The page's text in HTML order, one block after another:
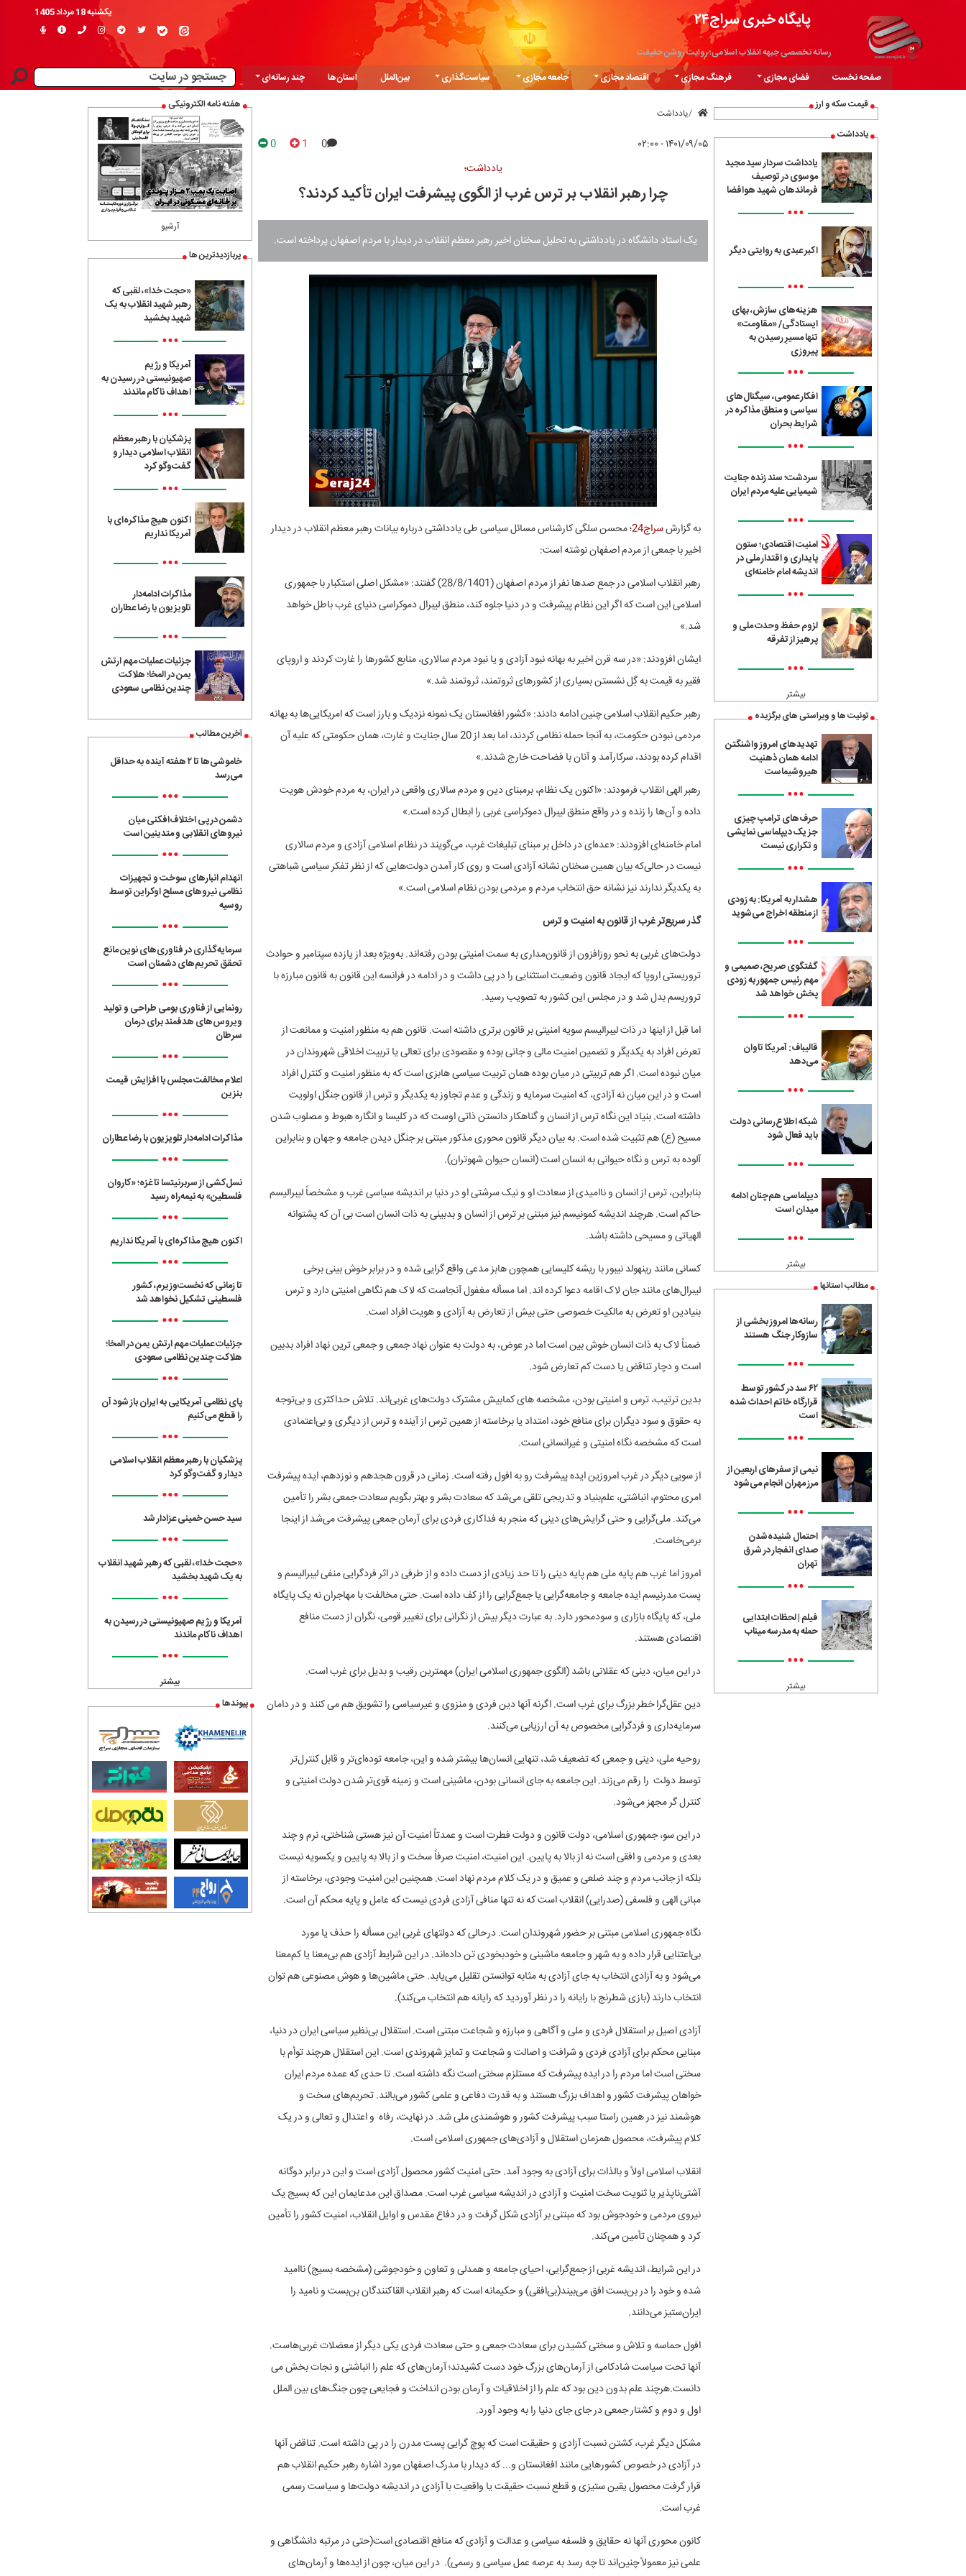
پایگاه خبری سراج۲۴
رسانه تخصصی جبهه انقلاب اسلامی؛ روایت روشن حقیقت
یکشنبه 18 مرداد 1405
صفحه نخست فضای مجازی فرهنگ مجازی اقتصاد مجازی جامعه مجازی سیاست‌گذاری بین‌الملل استان‌ها
چند رسانه‌ای
قیمت سکه و ارز
یادداشت
یادداشت سردار سید مجید
موسوی در توصیف
فرماندهان شهید هوافضا
•••
اکبر عبدی به روایتی دیگر
•••
هزینه‌های سازش، بهای
ایستادگی/ «مقاومت»
تنها مسیرِ رسیدن به
پیروزی
•••
افکار عمومی، سیگنال‌های
سیاسی و منطق مذاکره در
شرایط بحران
•••
سردشت؛ سند زنده جنایت
شیمیایی علیه مردم ایران
•••
امنیت اقتصادی؛ ستون
پایداری و اقتدار ملی در
اندیشه امام خامنه‌ای
•••
لزوم حفظ وحدت ملی و
پرهیز از تفرقه
•••
بیشتر
توئیت ها و ویراستی های برگزیده
تهدیدهای امروز واشنگتن
ادامه همان ذهنیت
هیروشیماست
•••
حرف‌های ترامپ چیزی
جز یک دیپلماسی نمایشی
و تکراری نیست
•••
هشدار به آمریکا: به زودی
از منطقه اخراج می‌شوید
•••
گفتگوی صریح، صمیمی و
مهم رئیس جمهور به زودی
پخش خواهد شد
•••
قالیباف: آمریکا تاوان
می‌دهد
•••
شبکه اطلاع‌رسانی دولت
باید فعال شود
•••
دیپلماسی هم‌چنان ادامه
میدان است
•••
بیشتر
مطالب استانها
رسانه‌ها امروز بخشی از
سازوکار جنگ هستند
•••
۶۲ سد در کشور توسط
قرارگاه خاتم احداث شده
است
•••
نیمی از سفرهای اربعین از
مرز مهران انجام می‌شود
•••
احتمال شنیده‌شدن
صدای انفجار در شرق
تهران
•••
فیلم | لحظات ابتدایی
حمله به مدرسه میناب
•••
بیشتر
یادداشت
۱۴۰۱/۰۹/۰۵ - ۰۲:۰۰ 0
1
0
یادداشت؛
چرا رهبر انقلاب بر ترس غرب از الگوی پیشرفت ایران تأکید کردند؟
یک استاد دانشگاه در یادداشتی به تحلیل سخنان اخیر رهبر معظم انقلاب در دیدار با مردم اصفهان پرداخته است.
به گزارشسراج24
؛ محسن سلگی کارشناس مسائل سیاسی طی یادداشتی درباره بیانات رهبر معظم انقلاب در دیدار
اخیر با جمعی از مردم اصفهان نوشته است:
رهبر انقلاب اسلامی در جمع صدها نفر از مردم اصفهان (28/8/1401) گفتند: «مشکل اصلی استکبار با جمهوری
اسلامی این است که اگر این نظام پیشرفت و در دنیا جلوه کند، منطق لیبرال دموکراسی دنیای غرب باطل خواهد
شد.»
ایشان افزودند: «در سه قرن اخیر به بهانه نبود آزادی و یا نبود مردم سالاری، منابع کشور‌ها را غارت کردند و اروپای
فقیر به قیمت به گِل نشستن بسیاری از کشور‌های ثروتمند، ثروتمند شد.»
رهبر حکیم انقلاب اسلامی چنین ادامه دادند: «کشور افغانستان یک نمونه نزدیک و بارز است که امریکایی‌ها به بهانه
مردمی نبودن حکومت، به آنجا حمله نظامی کردند، اما بعد از 20 سال جنایت و غارت، همان حکومتی که علیه آن
اقدام کرده بودند، سرکارآمد و آنان با فضاحت خارج شدند.»
رهبر الهی انقلاب فرمودند: «اکنون یک نظام، برمبنای دین و مردم سالاری واقعی در ایران، به مردم خودش هویت
داده و آن‌ها را زنده و در واقع منطق لیبرال دموکراسی غربی را ابطال کرده است.»
امام خامنه‌ای افزودند: «عده‌ای در داخل بر مبنای تبلیغات غرب، می‌گویند در نظام اسلامی آزادی و مردم سالاری
نیست در حالی‌که بیان همین سخنان نشانه آزادی است و روی کار آمدن دولت‌هایی که از نظر تفکر سیاسی شباهتی
به یکدیگر ندارند نیز نشانه حق انتخاب مردم و مردمی بودن نظام اسلامی است.»
گذر سریع‌تر غرب از قانون به امنیت و ترس
دولت‌های غربی به نحو روزافزون از قانون‌مداری به سمت امنیتی بودن رفته‌اند. به‌ویژه بعد از یازده سپتامبر و حوادث
تروریستی اروپا که ایجاد قانون وضعیت استثنایی را در پی داشت و در ادامه در فرانسه این قانون به قانون مبارزه با
تروریسم بدل شد و در مجلس این کشور به تصویب رسید.
اما قبل از اینها در ذات لیبرالیسم سویه امنیتی بر قانون برتری داشته است. قانون هم به منظور امنیت و ممانعت از
تعرض افراد به یکدیگر و تضمین امنیت مالی و جانی بوده و مقصودی برای تعالی یا تربیت اخلاقی شهروندان در
میان نبوده است. اگر هم تربیتی در میان بوده همان تربیت سیاسی هابزی است که به منظور امنیت و کنترل افراد
است و در این میان نه آزادی، که امنیت سرمایه و زندگی و عدم تجاوز به یکدیگر و ترس از قانون جنگل اولویت
داشته است. بنیاد این نگاه ترس از انسان و گناهکار دانستن ذاتی اوست که در کلیسا و انگاره هبوط و مصلوب شدن
مسیح (ع) هم تثبیت شده است. به بیان دیگر قانون محوری مذکور مبتنی بر جنگل دیدن جامعه و جهان و بنابراین
آلوده به ترس و نگاه حیوانی به انسان است (انسان حیوان شهوتران).
بنابراین، ترس از انسان و ناامیدی از سعادت او و نیک سرشتی او در دنیا بر اندیشه سیاسی غرب و مشخصاً لیبرالیسم
حاکم است. هرچند اندیشه کمونیسم نیز مبتنی بر ترس از انسان و بدبینی به ذات انسان است بی آن که پشتوانه
الهیاتی و مسیحی داشته باشد.
کسانی مانند رینهولد نیبور با ریشه کلیسایی همچون هابز مدعی واقع گرایی شده و در برابر خوش بینی برخی
لیبرال‌های مانند جان لاک اقامه دعوا کرده اند. اما مسأله مغفول آنجاست که لاک هم نگاهی امنیتی دارد و ترس
بنیادین او تعرض به مالکیت خصوصی حتی بیش از تعارض به آزادی و هویت افراد است.
ضمناً لاک به ذات انسان خوش بین است اما در عوض، به دولت به عنوان نهاد جمعی و جمعی ترین نهاد افراد بدبین
است و دچار تناقض یا دست کم تعارض شود.
بدین ترتیب، ترس و امنیتی بودن، مشخصه های کمابیش مشترک دولت‌های غربی‌اند. تلاش حداکثری و بی‌توجه
به حقوق و سود دیگران برای منافع خود، امتداد یا برخاسته از همین ترس از آینده و ترس از دیگری و بی‌اعتمادی
است که مشخصه نگاه امنیتی و غیرانسانی است.
از سویی دیگر در غرب امروزین ایده پیشرفت رو به افول رفته است. زمانی در قرون هجدهم و نوزدهم، ایده پیشرفت
امری محتوم، انباشتی، علم‌بنیاد و تدریجی تلقی می‌شد که سعادت بشر و بهتر بگویم سعادت جمعی بشر را تأمین
می‌کند. ملی‌گرایی و حتی گرایش‌های دینی که منجر به فداکاری فردی برای آرمان جمعی پیشرفت می‌شد از اینجا
برمی‌خاست.
امروز اما غرب هم پایه ملی هم پایه دینی را تا حد زیادی از دست داده و از طرفی در اثر فردگرایی منفی لیبرالیسم و
پست مدرنیسم ایده جامعه و جامعه‌گرایی یا جمع‌گرایی را از کف داده است.‌ حتی مخالفت با مهاجران نه یک پایگاه
ملی، که پایگاه بازاری و سودمحور دارد. به عبارت دیگر بیش از نگرانی برای تغییر قومی، نگران از دست منافع
اقتصادی هستند.
در این میان، دینی که عقلانی باشد (الگوی جمهوری اسلامی ایران) مهمترین رقیب و بدیل برای غرب است.
دین عقل‌گرا خطر بزرگ برای غرب است. اگرنه آنها دین فردی و منزوی و غیرسیاسی را تشویق هم می کنند و در دامان
سرمایه‌داری و فردگرایی مخصوص به آن ارزیابی می‌کنند.
روحیه ملی، دینی و جمعی که تضعیف شد، تنهایی انسان‌ها بیشتر شده و این، جامعه توده‌ای‌تر و قابل کنترل‌تر
توسط دولت را رقم می‌زند. این جامعه به جای انسانی بودن، ماشینی است و زمینه قوی‌تر شدن دولت امنیتی و
کنترل گر مجهز می‌شود.
در این سو، جمهوری اسلامی، دولت قانون و دولت فطرت است و عمدتاً امنیت آن نیز هستی شناختی، نرم و چند
بعدی و مردمی و افقی است نه از بالا به پایین. این امنیت، امنیت صرفاً سخت و از بالا به پایین و یکسویه نیست
بلکه از جانب مردم و چند ضلعی و عمیق و در یک کلام مردم نهاد است. همچنین این امنیت وجودی، برخاسته از
مبانی الهی و فلسفی (صدرایی) انقلاب است که نه تنها منافی آزادی فردی نیست که عامل و پایه محکم آن است.
نگاه جمهوری اسلامی مبتنی بر حضور شهروندان است. درحالی که دولتهای غربی این مسأله را حذف یا مورد
بی‌اعتنایی قرار داده و به شهر و جامعه ماشینی و خودبخودی تن داده‌اند. ‌در این شرایط آزادی هم بی‌معنا یا کم‌معنا
می‌شود و به آزادی انتخاب به جای آزادی به مثابه توانستن تقلیل می‌یابد. حتی ماشین‌ها و هوش مصنوعی هم توان
انتخاب دارند (بازی شطرنج با رایانه را در نظر آوردید که رایانه هم انتخاب می‌کند).
آزادی اصیل بر استقلال فردی و ملی و آگاهی و مبارزه و شجاعت مبتنی است. استقلال بی‌نظیر سیاسی ایران در دنیا،
مبنایی محکم برای آزادی فردی و شرافت و اصالت و شجاعت و تمایز شهروندی است. این استقلال هرچند توأم با
سختی است اما مردم را در ایده پیشرفت که مستلزم سختی است نگه داشته است. تا حدی که عمده مردم ایران
خواهان پیشرفت کشور و اهداف بزرگ هستند و به قدرت دفاعی و علمی کشور می‌بالند. تحریم‌های سخت و
هوشمند نیز در همین راستا سبب پیشرفت کشور و هوشمندی ملی شد. در نهایت، رفاه و اعتدال و تعالی و در یک
کلام پیشرفت، محصول همزمان استقلال و آزادی‌های جمهوری اسلامی است.
انقلاب اسلامی اولاً و بالذات برای آزادی به وجود آمد. حتی امنیت کشور محصول آزادی است و این در برابر دوگانه
آشتی‌ناپذیر یا ثنویت سخت امنیت و آزادی در اندیشه سیاسی غرب است. مصداق این مدعایمان این که بسیج یک
نیروی مردمی و خودجوش بود که مبتنی بر آزادی شکل گرفت و در دفاع مقدس و اوایل انقلاب، امنیت کشور را تأمین
کرد و همچنان تأمین می‌کند.
در این شرایط، اندیشه غربی از جمع‌گرایی، احیای جامعه و همدلی و تعاون و خودجوشی (مشخصه بسیج) ناامید
شده و خود را در بن‌بست افق می‌بیند(بی‌افقی) و حکیمانه است که رهبر انقلاب القاکنندگان بن‌بست و نامید را
ایران‌ستیز می‌دانند.
افول حماسه و تلاش و سختی کشیدن برای سعادت جمعی و حتی سعادت فردی یکی دیگر از معضلات غربی‌هاست.
آنها تحت سیاست شادکامی از آرمان‌های بزرگ خود دست کشیدند؛ آرمان‌های که علم را انباشتی و نجات بخش می
دانست.هرچند علم بدون دین بود که علم را از اخلاقیات و آرمان بودن انداخت و فجایعی چون جنگ‌های بین الملل
اول و دوم و کشتار جمعی در جای جای دنیا را به وجود آورد.
مشکل دیگر غرب، کشتن نسبت آزادی و حقیقت است که پوچ گرایی پست مدرن را در پی داشته است. تناقض آنها
در آزادی در خصوص کشورهایی مانند افغانستان و...‌ که دیدار با مدرک اصفهان مورد اشاره رهبر حکیم انقلاب هم
قرار گرفت محصول یقین ستیزی و قطع نسبت حقیقت یا واقعیت با آزادی در اندیشه دولت‌ها و سیاست رسمی
غرب است.
کانون محوری آنها نه حقایق و فلسفه سیاسی و عدالت و آزادی که منافع اقتصادی است(حتی در مرتبه دانشگاهی و
علمی نیز معمولاً چنین‌اند تا چه رسد به عرصه عمل سیاسی و رسمی). در این میان، چون از ایده‌ها و آرمان‌های
هفته نامه الکترونیکی
آرشیو
پربازدیدترین ها
«حجت خدا»، لقبی که
رهبر شهید انقلاب به یک
شهید بخشید
•••
آمریکا و رژیم
صهیونیستی در رسیدن به
اهداف ناکام ماندند
•••
پزشکیان با رهبر معظم
انقلاب اسلامی دیدار و
گفت‌وگو کرد
•••
اکنون هیچ مذاکره‌ای با
آمریکا نداریم
•••
مذاکرات ادامه‌دار
تلویزیون با رضا عطاران
•••
جزئیات عملیات مهم ارتش
یمن در المخا؛ هلاکت
چندین نظامی سعودی
آخرین مطالب
خاموشی‌ها تا ۲ هفته آینده به حداقل
می‌رسد
•••
دشمن در پی اختلاف‌افکنی میان
نیروهای انقلابی و متدینین است
•••
انهدام انبارهای سوخت و تجهیزات
نظامی نیروهای مسلح اوکراین توسط
روسیه
•••
سرمایه‌گذاری در فناوری‌های نوین مانع
تحقق تحریم‌های دشمنان است
•••
رونمایی از فناوری بومی طراحی و تولید
ویروس‌های هدفمند برای درمان
سرطان
•••
اعلام مخالفت مجلس با افزایش قیمت
بنزین
•••
مذاکرات ادامه‌دار تلویزیون با رضا عطاران
•••
نسل‌کشی از سربرنیتسا تا غزه؛ «کاروان
فلسطین» به نیمه‌راه رسید
•••
اکنون هیچ مذاکره‌ای با آمریکا نداریم
•••
تا زمانی که نخست‌وزیرم، کشور
فلسطینی تشکیل نخواهد شد
•••
جزئیات عملیات مهم ارتش یمن در المخا؛
هلاکت چندین نظامی سعودی
•••
پای نظامی آمریکایی به ایران باز شود آن
را قطع می‌کنیم
•••
پزشکیان با رهبر معظم انقلاب اسلامی
دیدار و گفت‌وگو کرد
•••
سید حسن خمینی عزادار شد
•••
«حجت خدا»، لقبی که رهبر شهید انقلاب
به یک شهید بخشید
•••
آمریکا و رژیم صهیونیستی در رسیدن به
اهداف ناکام ماندند
•••
بیشتر
پیوندها